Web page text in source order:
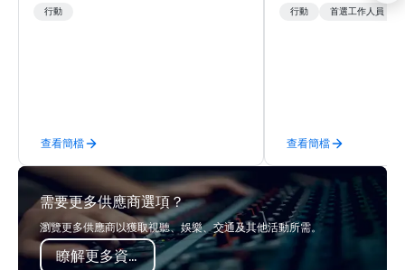
locals and tourists to authentic tour
understanding of the area. Like A
Local Tours is an award winning, New
York City-based, woman-founded,
and operated tour company that was
launched in 2014. Since then, we have
served over 25,000 customers and
specialize in high-quality, authentic
行動
查看簡檔
surprised? How do you not get lost in
experiences based
we create magical
memories so that
only will you say ”I ♥ NY!” but you will
feel like a part of it all.
行動 首選工作人員
查看簡檔
需要更多供應商選項？
瀏覽更多供應商以獲取視聽、娛樂、交通及其他活動所需。
瞭解更多資訊